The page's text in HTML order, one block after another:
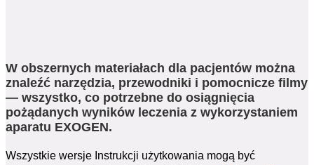
W obszernych materiałach dla pacjentów można
znaleźć narzędzia, przewodniki i pomocnicze filmy
— wszystko, co potrzebne do osiągnięcia
pożądanych wyników leczenia z wykorzystaniem
aparatu EXOGEN.
Wszystkie wersje Instrukcji użytkowania mogą być